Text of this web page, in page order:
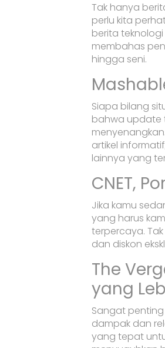
Tak hanya
perlu kita
berita
membahas
hingga seni.
Siapa bilang
bahwa update
artikel
lainnya yang
CNET,
Jika kamu
yang harus
terpercaya.
dan diskon
The
yang
Sangat
dampak dan
yang tepat